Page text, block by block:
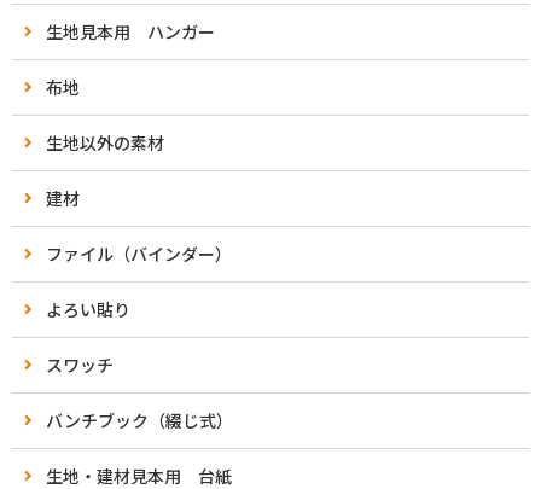
生地見本用 ハンガー
布地
生地以外の素材
建材
ファイル（バインダー）
よろい貼り
スワッチ
バンチブック（綴じ式）
生地・建材見本用 台紙